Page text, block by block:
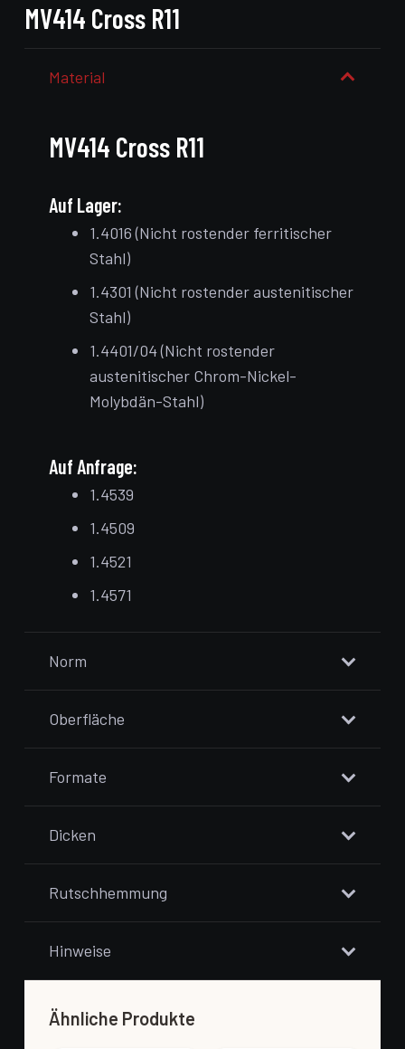
MV414 Cross R11
Material
MV414 Cross R11
Auf Lager:
1.4016 (Nicht rostender ferritischer
Stahl)
1.4301 (Nicht rostender austenitischer
Stahl)
1.4401/04 (Nicht rostender
austenitischer Chrom-Nickel-
Molybdän-Stahl)
Auf Anfrage:
1.4539
1.4509
1.4521
1.4571
Norm
Oberfläche
Formate
Dicken
Rutschhemmung
Hinweise
Ähnliche Produkte